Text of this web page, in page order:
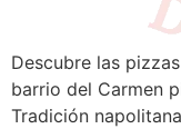
Descubre las
barrio del Carmen
Tradición